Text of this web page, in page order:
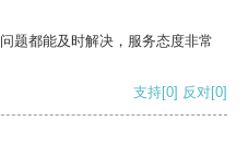
题都能及时解决，服务态度非常
支持[0] 反对[0]